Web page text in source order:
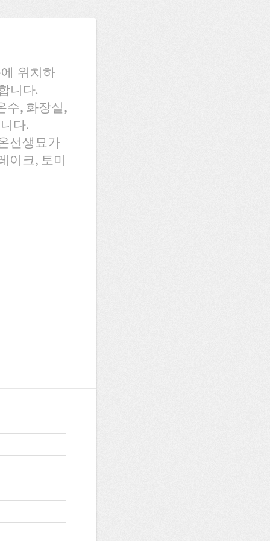
위치하
니다.
수, 화장실,
다.
선생묘가
이크, 토미